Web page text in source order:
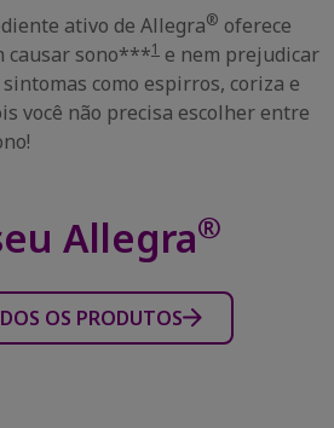
ativo de Allegra® oferece
causar sono***1 e nem prejudicar
como espirros, coriza e
você não precisa escolher entre
Allegra®
OS PRODUTOS